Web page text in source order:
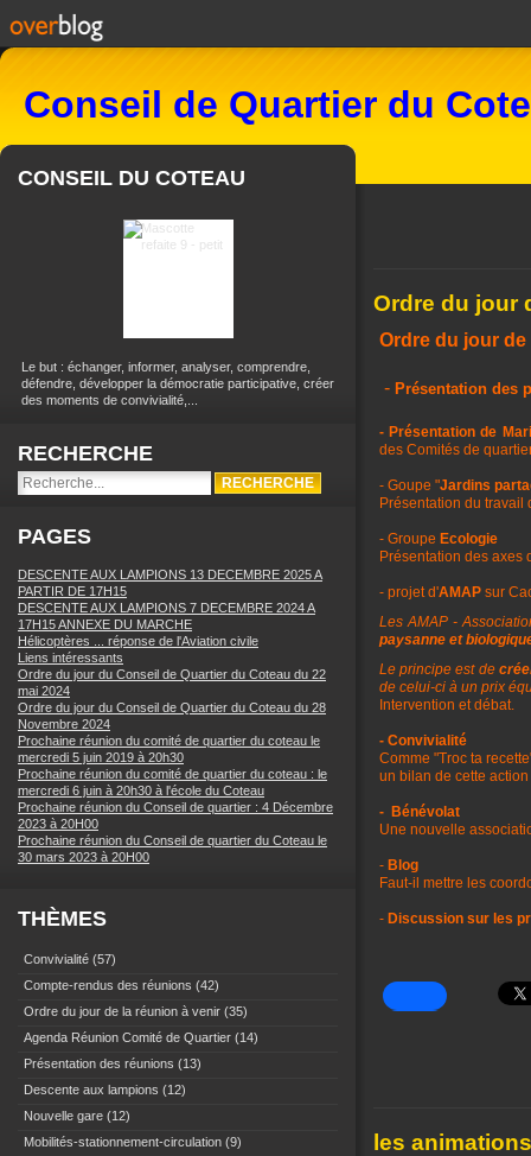
Conseil de Quartier du
CONSEIL DU COTEAU
Le but : échanger, informer, analyser, comprendre,
défendre, développer la démocratie participative, créer
des moments de convivialité,...
RECHERCHE
PAGES
DESCENTE AUX LAMPIONS 13 DECEMBRE 2025 A
PARTIR DE 17H15
DESCENTE AUX LAMPIONS 7 DECEMBRE 2024 A
17H15 ANNEXE DU MARCHE
Hélicoptères ... réponse de l'Aviation civile
Liens intéressants
Ordre du jour du Conseil de Quartier du Coteau du 22
mai 2024
Ordre du jour du Conseil de Quartier du Coteau du 28
Novembre 2024
Prochaine réunion du comité de quartier du coteau le
mercredi 5 juin 2019 à 20h30
Prochaine réunion du comité de quartier du coteau : le
mercredi 6 juin à 20h30 à l'école du Coteau
Prochaine réunion du Conseil de quartier : 4 Décembre
2023 à 20H00
Prochaine réunion du Conseil de quartier du Coteau le
30 mars 2023 à 20H00
THÈMES
Convivialité (57)
Compte-rendus des réunions (42)
Ordre du jour de la réunion à venir (35)
Agenda Réunion Comité de Quartier (14)
Présentation des réunions (13)
Descente aux lampions (12)
Nouvelle gare (12)
Mobilités-stationnement-circulation (9)
Ordre du jour
Ordre du jour
- Présentation des
- Présentation de
des Comités de
- Goupe "Jardins
Présentation du travail
- Groupe Ecologie
Présentation des axes
- projet d'AMAP sur
Les AMAP -
paysanne et
Le principe est de
de celui-ci à un prix
Intervention et débat.
- Convivialité
Comme "Troc ta
un bilan de cette
- Bénévolat
Une nouvelle
- Blog
Faut-il mettre les
- Discussion sur les
les